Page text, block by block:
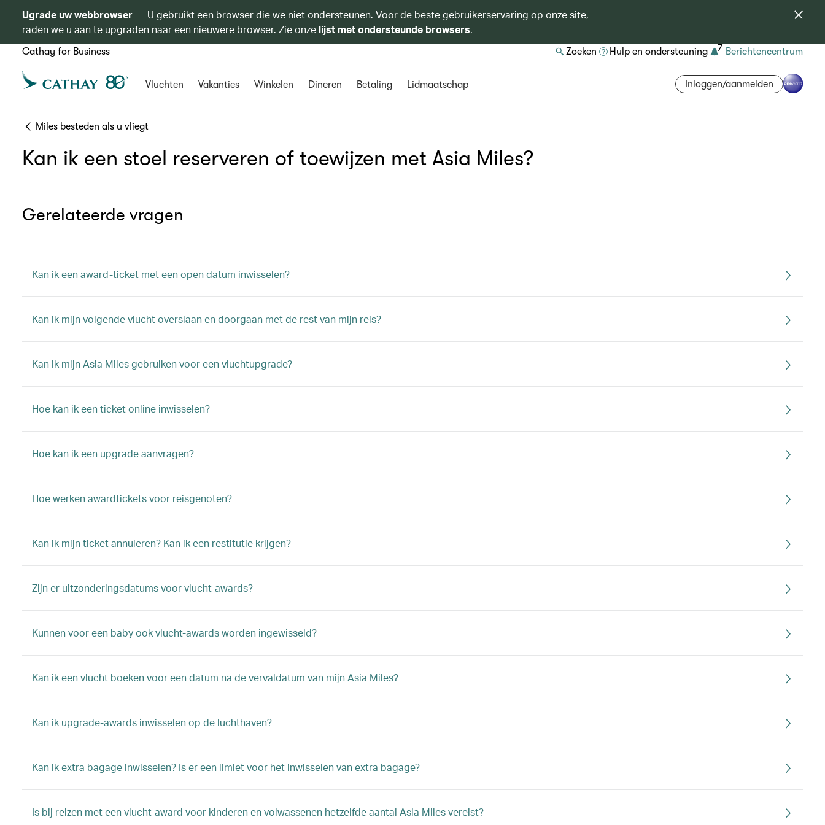
Ugrade uw webbrowser
U gebruikt een browser die we niet ondersteunen. Voor de beste gebruikerservaring op onze site,
raden we u aan te upgraden naar een nieuwere browser. Zie onze lijst met ondersteunde browsers.
Cathay for Business Zoeken Hulp en ondersteuning 7 Berichtencentrum
Vluchten Vakanties Winkelen Dineren Betaling Lidmaatschap Inloggen/aanmelden
Miles besteden als u vliegt
Kan ik een stoel reserveren of toewijzen met Asia Miles?
Gerelateerde vragen
Kan ik een award-ticket met een open datum inwisselen?
Kan ik mijn volgende vlucht overslaan en doorgaan met de rest van mijn reis?
Kan ik mijn Asia Miles gebruiken voor een vluchtupgrade?
Hoe kan ik een ticket online inwisselen?
Hoe kan ik een upgrade aanvragen?
Hoe werken awardtickets voor reisgenoten?
Kan ik mijn ticket annuleren? Kan ik een restitutie krijgen?
Zijn er uitzonderingsdatums voor vlucht-awards?
Kunnen voor een baby ook vlucht-awards worden ingewisseld?
Kan ik een vlucht boeken voor een datum na de vervaldatum van mijn Asia Miles?
Kan ik upgrade-awards inwisselen op de luchthaven?
Kan ik extra bagage inwisselen? Is er een limiet voor het inwisselen van extra bagage?
Is bij reizen met een vlucht-award voor kinderen en volwassenen hetzelfde aantal Asia Miles vereist?